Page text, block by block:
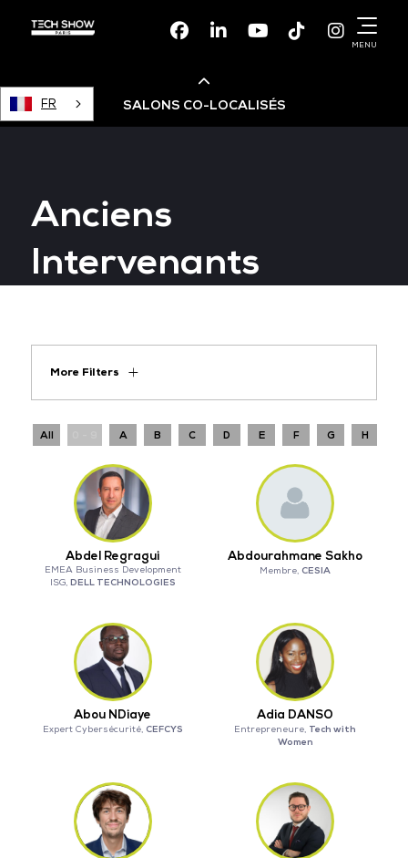
FacebookLinkedinYoutubeTikTok
MENU
FR SALONS CO-LOCALISÉS
Devops Live
Cloud & Cyber Security
Data Centre World
Anciens
Intervenants
More Filters
All A B C D E F G H
Abdel Regragui
EMEA Business Development
ISG, DELL TECHNOLOGIES
Abdourahmane Sakho
Membre,CESIA
Abou NDiaye
Expert Cybersécurité, CEFCYS
Adia DANSO
Entrepreneure, Tech with
Women